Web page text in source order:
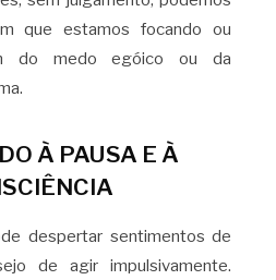
que estamos focando ou
do medo egóico ou da
À PAUSA E À
despertar sentimentos de
de agir impulsivamente.